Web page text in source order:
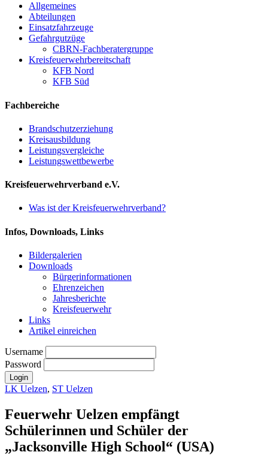
Allgemeines
Abteilungen
Einsatzfahrzeuge
Gefahrgutzüge
CBRN-Fachberatergruppe
Kreisfeuerwehrbereitschaft
KFB Nord
KFB Süd
Fachbereiche
Brandschutzerziehung
Kreisausbildung
Leistungsvergleiche
Leistungswettbewerbe
Kreisfeuerwehrverband e.V.
Was ist der Kreisfeuerwehrverband?
Infos, Downloads, Links
Bildergalerien
Downloads
Bürgerinformationen
Ehrenzeichen
Jahresberichte
Kreisfeuerwehr
Links
Artikel einreichen
Username
Password
LK Uelzen, ST Uelzen
Feuerwehr Uelzen empfängt
Schülerinnen und Schüler der
„Jacksonville High School“ (USA)